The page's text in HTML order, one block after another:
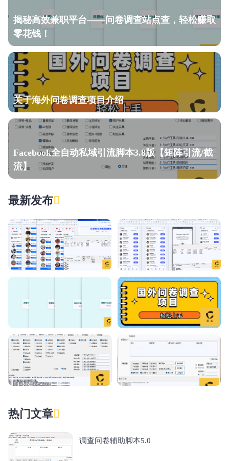
揭秘高效兼职平台——问卷调查站点查，轻松赚取
零花钱！
关于海外问卷调查项目介绍
Facebook全自动私域引流脚本3.8版【矩阵引流/截
流】
最新发布
热门文章
调查问卷辅助脚本5.0